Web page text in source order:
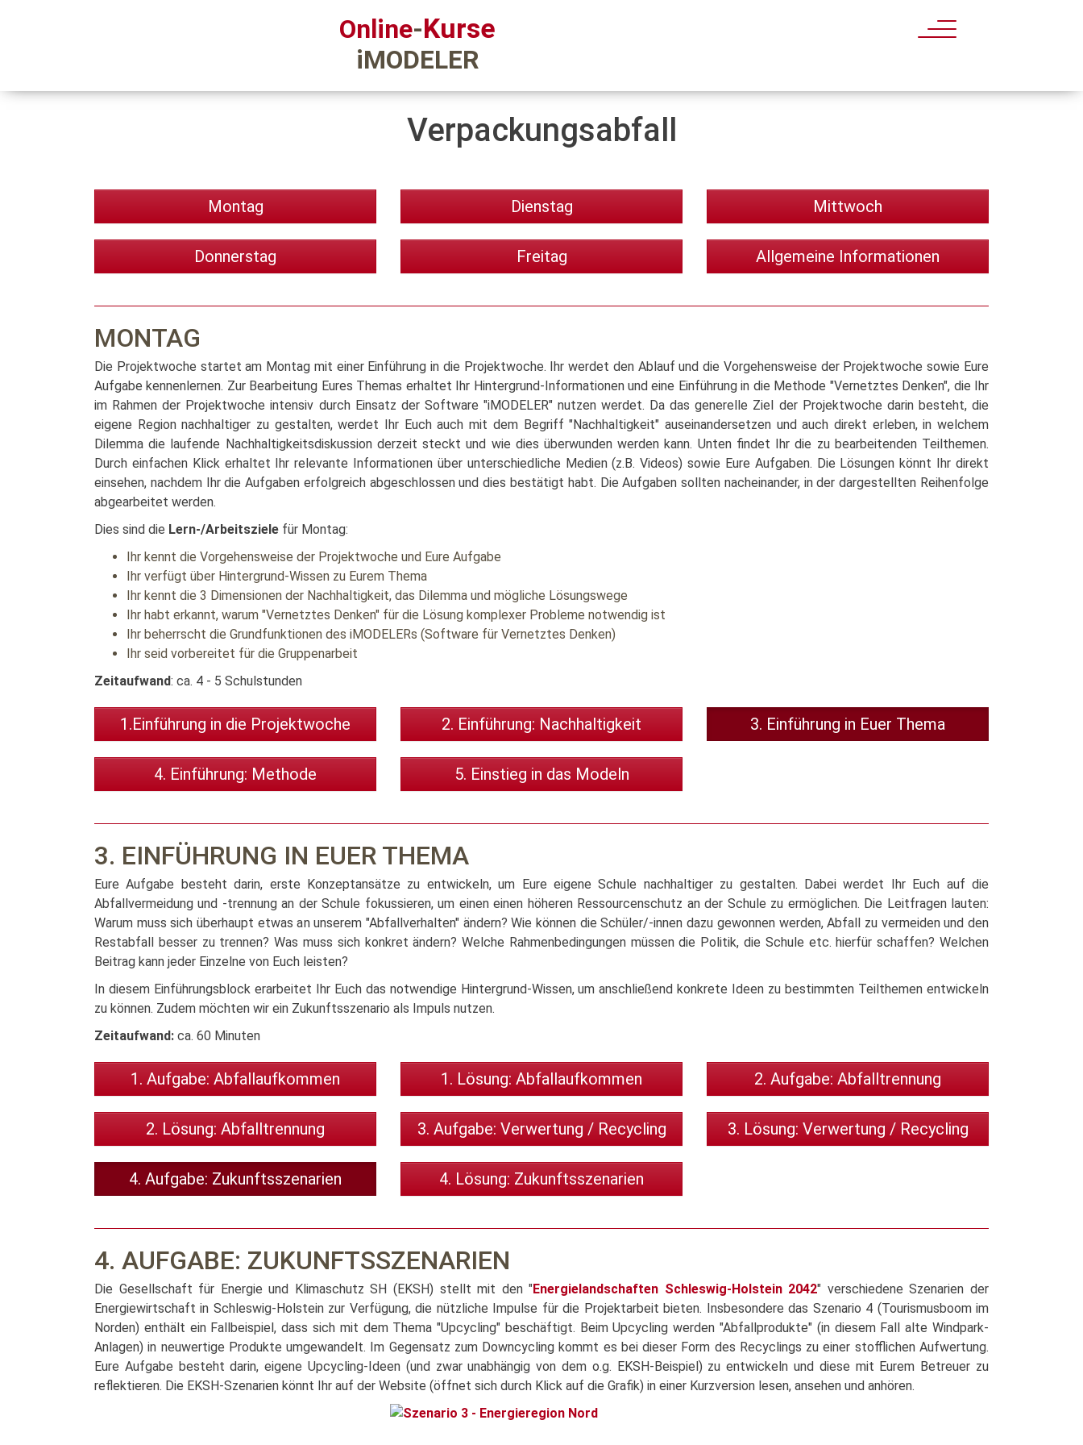
Online-Kurse
iMODELER
Verpackungsabfall
Montag Dienstag Mittwoch
Donnerstag Freitag Allgemeine Informationen
MONTAG
Die Projektwoche startet am Montag mit einer Einführung in die Projektwoche. Ihr werdet den Ablauf und die Vorgehensweise der Projektwoche sowie Eure
Aufgabe kennenlernen. Zur Bearbeitung Eures Themas erhaltet Ihr Hintergrund-Informationen und eine Einführung in die Methode "Vernetztes Denken", die Ihr
im Rahmen der Projektwoche intensiv durch Einsatz der Software "iMODELER" nutzen werdet. Da das generelle Ziel der Projektwoche darin besteht, die
eigene Region nachhaltiger zu gestalten, werdet Ihr Euch auch mit dem Begriff "Nachhaltigkeit" auseinandersetzen und auch direkt erleben, in welchem
Dilemma die laufende Nachhaltigkeitsdiskussion derzeit steckt und wie dies überwunden werden kann. Unten findet Ihr die zu bearbeitenden Teilthemen.
Durch einfachen Klick erhaltet Ihr relevante Informationen über unterschiedliche Medien (z.B. Videos) sowie Eure Aufgaben. Die Lösungen könnt Ihr direkt
einsehen, nachdem Ihr die Aufgaben erfolgreich abgeschlossen und dies bestätigt habt. Die Aufgaben sollten nacheinander, in der dargestellten Reihenfolge
abgearbeitet werden.
Dies sind die Lern-/Arbeitsziele für Montag:
Ihr kennt die Vorgehensweise der Projektwoche und Eure Aufgabe
Ihr verfügt über Hintergrund-Wissen zu Eurem Thema
Ihr kennt die 3 Dimensionen der Nachhaltigkeit, das Dilemma und mögliche Lösungswege
Ihr habt erkannt, warum "Vernetztes Denken" für die Lösung komplexer Probleme notwendig ist
Ihr beherrscht die Grundfunktionen des iMODELERs (Software für Vernetztes Denken)
Ihr seid vorbereitet für die Gruppenarbeit
Zeitaufwand: ca. 4 - 5 Schulstunden
1.Einführung in die Projektwoche 2. Einführung: Nachhaltigkeit 3. Einführung in Euer Thema
4. Einführung: Methode 5. Einstieg in das Modeln
3. EINFÜHRUNG IN EUER THEMA
Eure Aufgabe besteht darin, erste Konzeptansätze zu entwickeln, um Eure eigene Schule nachhaltiger zu gestalten. Dabei werdet Ihr Euch auf die
Abfallvermeidung und -trennung an der Schule fokussieren, um einen einen höheren Ressourcenschutz an der Schule zu ermöglichen. Die Leitfragen lauten:
Warum muss sich überhaupt etwas an unserem "Abfallverhalten" ändern? Wie können die Schüler/-innen dazu gewonnen werden, Abfall zu vermeiden und den
Restabfall besser zu trennen? Was muss sich konkret ändern? Welche Rahmenbedingungen müssen die Politik, die Schule etc. hierfür schaffen? Welchen
Beitrag kann jeder Einzelne von Euch leisten?
In diesem Einführungsblock erarbeitet Ihr Euch das notwendige Hintergrund-Wissen, um anschließend konkrete Ideen zu bestimmten Teilthemen entwickeln
zu können. Zudem möchten wir ein Zukunftsszenario als Impuls nutzen.
Zeitaufwand: ca. 60 Minuten
1. Aufgabe: Abfallaufkommen 1. Lösung: Abfallaufkommen 2. Aufgabe: Abfalltrennung
2. Lösung: Abfalltrennung 3. Aufgabe: Verwertung / Recycling 3. Lösung: Verwertung / Recycling
4. Aufgabe: Zukunftsszenarien 4. Lösung: Zukunftsszenarien
4. AUFGABE: ZUKUNFTSSZENARIEN
Die Gesellschaft für Energie und Klimaschutz SH (EKSH) stellt mit den "Energielandschaften Schleswig-Holstein 2042" verschiedene Szenarien der
Energiewirtschaft in Schleswig-Holstein zur Verfügung, die nützliche Impulse für die Projektarbeit bieten. Insbesondere das Szenario 4 (Tourismusboom im
Norden) enthält ein Fallbeispiel, dass sich mit dem Thema "Upcycling" beschäftigt. Beim Upcycling werden "Abfallprodukte" (in diesem Fall alte Windpark-
Anlagen) in neuwertige Produkte umgewandelt. Im Gegensatz zum Downcycling kommt es bei dieser Form des Recyclings zu einer stofflichen Aufwertung.
Eure Aufgabe besteht darin, eigene Upcycling-Ideen (und zwar unabhängig von dem o.g. EKSH-Beispiel) zu entwickeln und diese mit Eurem Betreuer zu
reflektieren. Die EKSH-Szenarien könnt Ihr auf der Website (öffnet sich durch Klick auf die Grafik) in einer Kurzversion lesen, ansehen und anhören.